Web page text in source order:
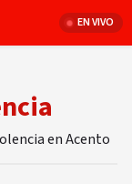
EN VIVO
en Acento